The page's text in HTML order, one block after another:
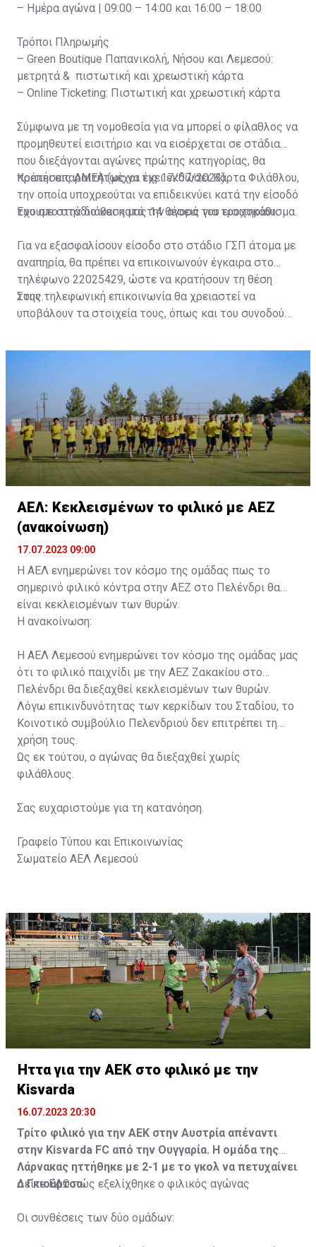
– Ημέρα αγώνα | 09:00 – 14:00 και 16:00 – 18:00
Τρόποι Πληρωμής
– Green Boutique Παπανικολή, Νήσου και Λεμεσού:
μετρητά & πιστωτική και χρεωστική κάρτα
– Online Ticketing: Πιστωτική και χρεωστική κάρτα
Σύμφωνα με τη νομοθεσία για να μπορεί ο φίλαθλος να
προμηθευτεί εισιτήριο και να εισέρχεται σε στάδια
που διεξάγονται αγώνες πρώτης κατηγορίας, θα
πρέπει απαραιτήτως να έχει εκδώσει Κάρτα Φιλάθλου,
την οποία υποχρεούται να επιδεικνύει κατά την είσοδό
του στο στάδιο και κατά την αγορά του εισιτηρίου.
Κρατήσεις ΑΜΕΑ (μέχρι τις 17/07/2023)
Έχουμε στην διάθεση μας 14 θέσεις για τροχοκάθισμα.
Για να εξασφαλίσουν είσοδο στο στάδιο ΓΣΠ άτομα με
αναπηρία, θα πρέπει να επικοινωνούν έγκαιρα στο
τηλέφωνο 22025429, ώστε να κρατήσουν τη θέση
τους.
Στην τηλεφωνική επικοινωνία θα χρειαστεί να
υποβάλουν τα στοιχεία τους, όπως και του συνοδού
ΑΕΛ: Κεκλεισμένων το φιλικό με ΑΕΖ
(ανακοίνωση)
17.07.2023 09:00
Η ΑΕΛ ενημερώνει τον κόσμο της ομάδας πως το
σημερινό φιλικό κόντρα στην ΑΕΖ στο Πελένδρι θα
είναι κεκλεισμένων των θυρών.
Η ανακοίνωση:
Η ΑΕΛ Λεμεσού ενημερώνει τον κόσμο της ομάδας μας
ότι το φιλικό παιχνίδι με την ΑΕΖ Ζακακίου στο
Πελένδρι θα διεξαχθεί κεκλεισμένων των θυρών.
Λόγω επικινδυνότητας των κερκίδων του Σταδίου, το
Κοινοτικό συμβούλιο Πελενδριού δεν επιτρέπει τη
χρήση τους.
Ως εκ τούτου, ο αγώνας θα διεξαχθεί χωρίς
φιλάθλους.
Σας ευχαριστούμε για τη κατανόηση.
Γραφείο Τύπου και Επικοινωνίας
Σωματείο ΑΕΛ Λεμεσού
Ήττα για την ΑΕΚ στο φιλικό με την
Kisvarda
16.07.2023 20:30
Τρίτο φιλικό για την ΑΕΚ στην Αυστρία απέναντι
στην Kisvarda FC από την Ουγγαρία. Η ομάδα της
Λάρνακας ηττήθηκε με 2-1 με το γκολ να πετυχαίνει
ο Γκιούρτσο.
ΔείτεΕΔΩπώς εξελίχθηκε ο φιλικός αγώνας
Οι συνθέσεις των δύο ομάδων: